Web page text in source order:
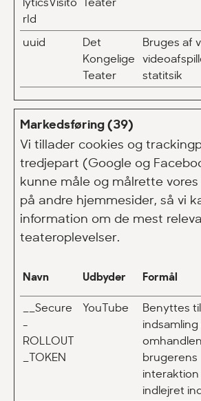
lyticsVisito
rId
Teater
uuid
Det
Kongelige
Teater
Bruges af
statitsik
Markedsføring (39)
Vi tillader cookies og
tredjepart (Google og
kunne måle og målrette
på andre hjemmesider, så vi
information om de mest
teateroplevelser.
Navn Udbyder Formål
__Secure
-
ROLLOUT
_TOKEN
YouTube
Benyttes til
indsamling
brugerens
interaktion
indlejret